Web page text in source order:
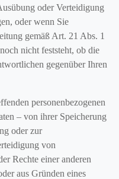
oder Verteidigung
oder wenn Sie
gemäß Art. 21 Abs. 1
nicht feststeht, ob die
gegenüber Ihren
personenbezogenen
– von ihrer Speicherung
oder zur
von
Rechte einer anderen
aus Gründen eines